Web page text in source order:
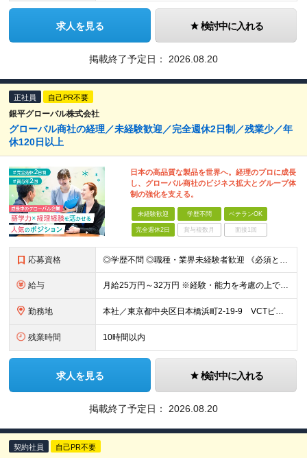
求人を見る 検討中に入れる
掲載終了予定日： 2026.08.20
正社員 自己PR不要
銀平グローバル株式会社
グローバル商社の経理／未経験歓迎／完全週休2日制／残業少／年
休120日以上
日本の高品質な製品を世界へ。経理のプロに成長
し、グローバル商社のビジネス拡大とグループ体
制の強化を支える。
未経験歓迎 学歴不問 ベテランOK
完全週休2日 賞与複数月 面接1回
応募資格 ◎学歴不問 ◎職種・業界未経験者歓迎 《必須となる条件》 ◎ネイティブレベルの日本語スキルがある └日常的に日本語での対応が発生するため Native Japanese speaking, writ
給与 月給25万円～32万円 ※経験・能力を考慮の上で決定いたします。 【固定残業代について】 固定残業20時間分（32,400円）を含む ※超過分は別途全額支給
勤務地 本社／東京都中央区日本橋浜町2-19-9 VCTビル4階 ※転勤なし
残業時間 10時間以内
求人を見る 検討中に入れる
掲載終了予定日： 2026.08.20
契約社員 自己PR不要